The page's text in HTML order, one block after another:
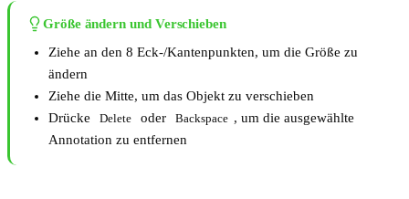
Größe ändern und Verschieben
Ziehe an den 8 Eck-/Kantenpunkten, um die Größe zu
ändern
Ziehe die Mitte, um das Objekt zu verschieben
Drücke
Delete oder Backspace , um die ausgewählte
Annotation zu entfernen